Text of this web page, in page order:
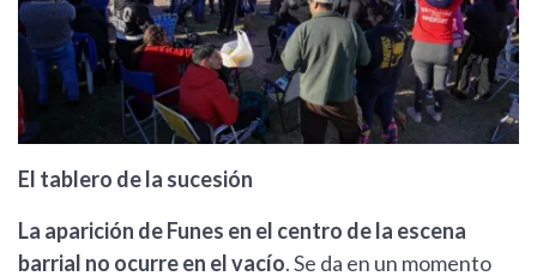
El tablero de la sucesión
La aparición de Funes en el centro de la escena
barrial no ocurre en el vacío. Se da en un momento